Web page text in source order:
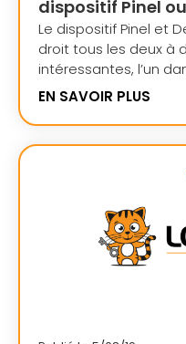
dispositif Pinel
Le dispositif Pinel et
droit tous les deux à
intéressantes, l’un
EN SAVOIR PLUS